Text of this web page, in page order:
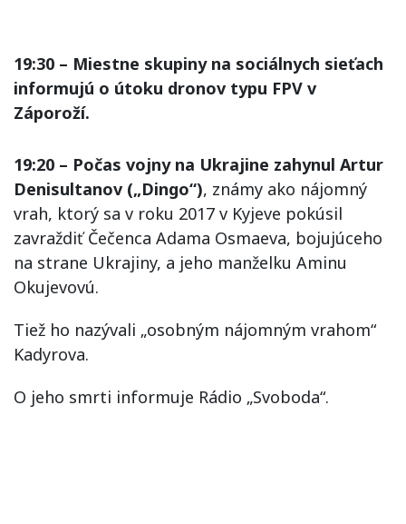
19:30 – Miestne skupiny na sociálnych sieťach
informujú o útoku dronov typu FPV v
Záporoží.
19:20 – Počas vojny na Ukrajine zahynul Artur
Denisultanov („Dingo“), známy ako nájomný
vrah, ktorý sa v roku 2017 v Kyjeve pokúsil
zavraždiť Čečenca Adama Osmaeva, bojujúceho
na strane Ukrajiny, a jeho manželku Aminu
Okujevovú.
Tiež ho nazývali „osobným nájomným vrahom“
Kadyrova.
O jeho smrti informuje Rádio „Svoboda“.